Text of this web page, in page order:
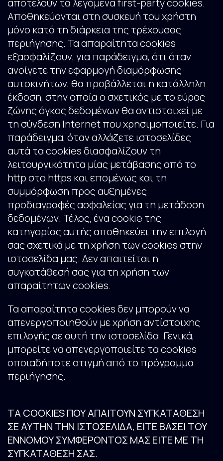
αποτελούν τα λεγόμενα first-party cookies.
Αποθηκεύονται στη συσκευή του χρήστη
μόνο κατά τη διάρκεια της τρέχουσας
περιήγησης. Τα απαραίτητα cookies
εξασφαλίζουν, για παράδειγμα, ότι όταν
ανοίγετε την εφαρμογή διαμόρφωσης
αυτοκινήτων, θα προβάλλεται η κατάλληλη
έκδοση, στην οποία ο σχετικός με το εύρος
ζώνης όγκος δεδομένων θα αντιστοιχεί με
τη σύνδεση Internet που χρησιμοποιείτε. Για
παράδειγμα, όταν αλλάζετε ιστοσελίδες
αυτά τα cookies διασφαλίζουν τη
λειτουργικότητα μίας μετάβασης από το
http στο https και επομένως και τη
συμμόρφωση προς αυξημένες
προδιαγραφές ασφαλείας για τη μετάδοση
δεδομένων. Τέλος, ένα cookie της
κατηγορίας αυτής αποθηκεύει την επιλογή
σας σχετικά με τη χρήση των cookies στην
ιστοσελίδα μας. Δεν απαιτείται η
συγκατάθεσή σας για τη χρήση των
απαραίτητων cookies.
Τα απαραίτητα cookies δεν μπορούν να
απενεργοποιηθούν με χρήση αντίστοιχης
επιλογής σε αυτή την ιστοσελίδα. Γενικά,
μπορείτε να απενεργοποιείτε τα cookies
οποιαδήποτε στιγμή από το πρόγραμμα
περιήγησης.
ΤΑ COOKIES ΠΟΥ ΑΠΑΙΤΟΥΝ ΣΥΓΚΑΤΑΘΕΣΗ
ΣΕ ΑΥΤΗΝ ΤΗΝ ΙΣΤΟΣΕΛΙΔΑ, ΕΙΤΕ ΒΑΣΕΙ ΤΟΥ
ΕΝΝΟΜΟΥ ΣΥΜΦΕΡΟΝΤΟΣ ΜΑΣ ΕΙΤΕ ΜΕ ΤΗ
ΣΥΓΚΑΤΑΘΕΣΗ ΣΑΣ.